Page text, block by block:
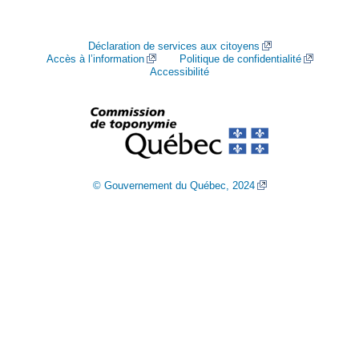
Déclaration de services aux citoyens
Accès à l’information
Politique de confidentialité
Accessibilité
© Gouvernement du Québec, 2024